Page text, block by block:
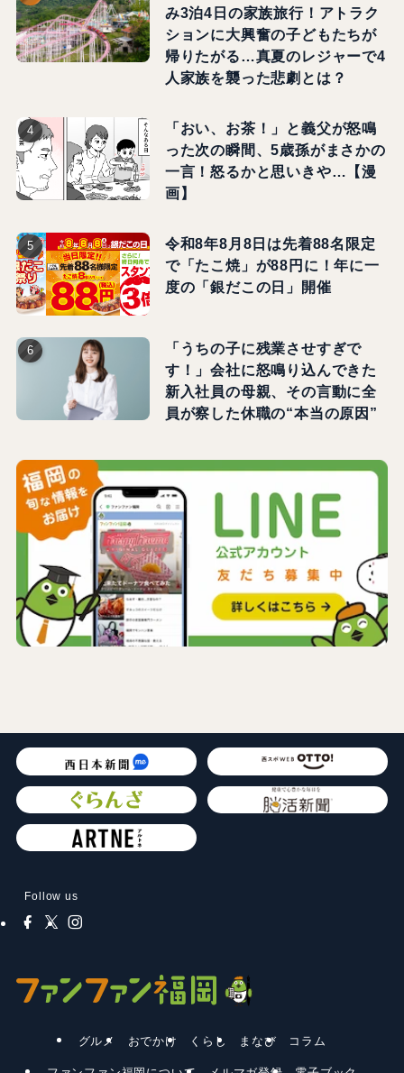
み3泊4日の家族旅行！アトラク
ションに大興奮の子どもたちが
帰りたがる…真夏のレジャーで4
人家族を襲った悲劇とは？
「おい、お茶！」と義父が怒鳴
った次の瞬間、5歳孫がまさかの
一言！怒るかと思いきや…【漫
画】
令和8年8月8日は先着88名限定
で「たこ焼」が88円に！年に一
度の「銀だこの日」開催
「うちの子に残業させすぎで
す！」会社に怒鳴り込んできた
新入社員の母親、その言動に全
員が察した休職の“本当の原因”
Follow us
グルメ おでかけ くらし まなび コラム